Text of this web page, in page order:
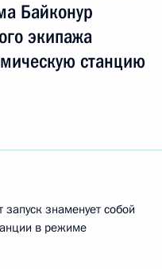
Байконур
экипажа
станцию
запуск знаменует собой
в режиме